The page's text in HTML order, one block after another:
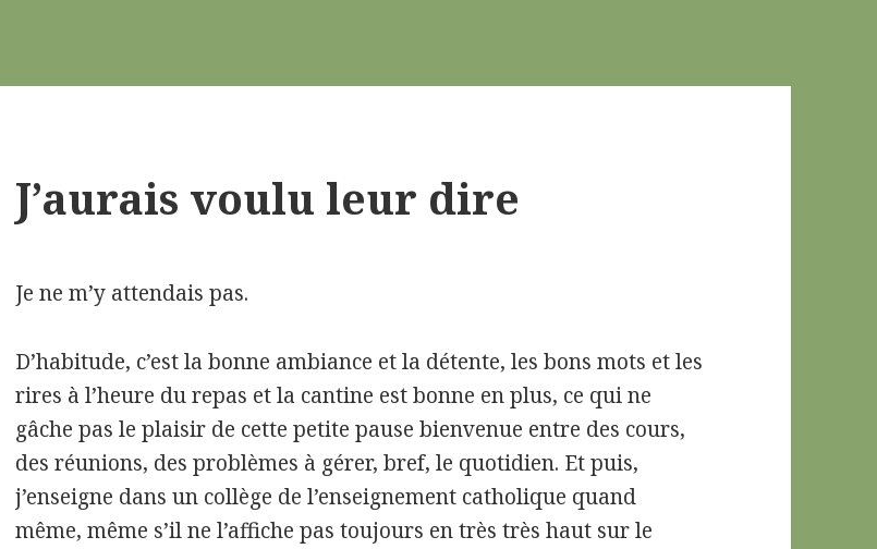
J’aurais voulu leur dire
Je ne m’y attendais pas.
D’habitude, c’est la bonne ambiance et la détente, les bons mots et les
rires à l’heure du repas et la cantine est bonne en plus, ce qui ne
gâche pas le plaisir de cette petite pause bienvenue entre des cours,
des réunions, des problèmes à gérer, bref, le quotidien. Et puis,
j’enseigne dans un collège de l’enseignement catholique quand
même, même s’il ne l’affiche pas toujours en très très haut sur le